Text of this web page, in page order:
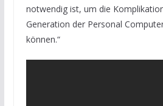
notwendig ist, um die
Generation der Personal
können.“